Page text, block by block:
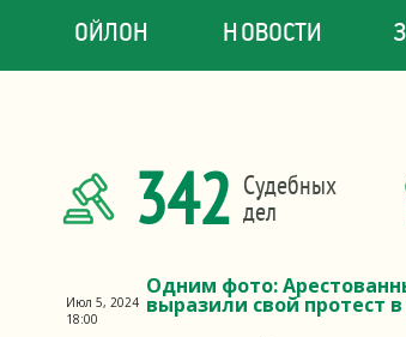
ОЙЛОН НОВОСТИ
342 Судебных
дел
Одним фото:
выразили свой протест
Июл 5, 2024
18:00